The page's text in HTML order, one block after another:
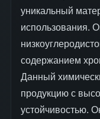
уникальный
использования.
содержанием
Данный
продукцию с
устойчивостью.